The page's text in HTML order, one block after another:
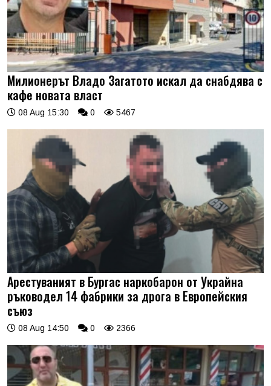
Милионерът Владо Загатото искал да снабдява с
кафе новата власт
08 Aug 15:30 0 5467
Арестуваният в Бургас наркобарон от Украйна
ръководел 14 фабрики за дрога в Европейския
съюз
08 Aug 14:50 0 2366